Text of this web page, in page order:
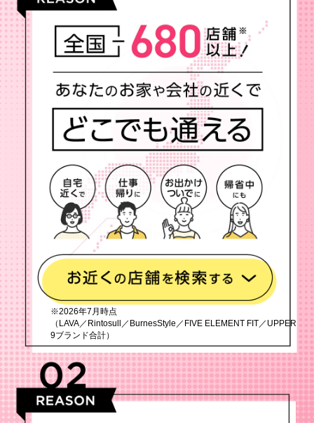
※2026年7月時点
（LAVA／Rintosull／BurnesStyle／FIVE ELEMENT FIT／UPPER
9ブランド合計）